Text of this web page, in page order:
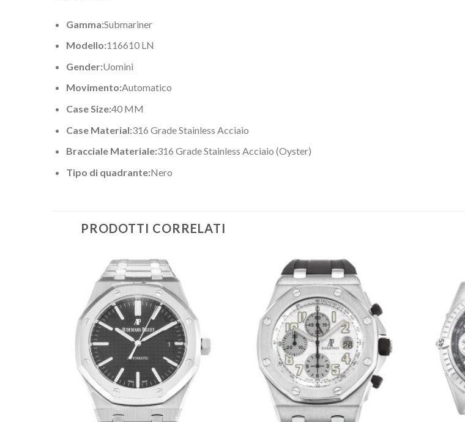
Gamma:Submariner
Modello:116610 LN
Gender:Uomini
Movimento:Automatico
Case Size:40 MM
Case Material:316 Grade Stainless Acciaio
Bracciale Materiale:316 Grade Stainless Acciaio (Oyster)
Tipo di quadrante:Nero
PRODOTTI CORRELATI